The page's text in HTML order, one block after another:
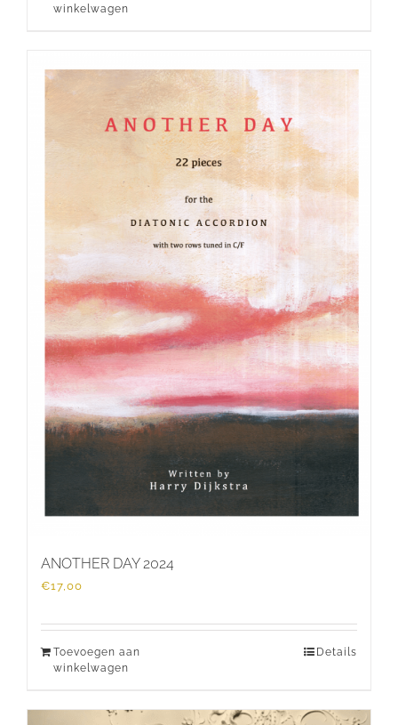
winkelwagen
ANOTHER DAY 2024
€17,00
Toevoegen aan
winkelwagen
Details